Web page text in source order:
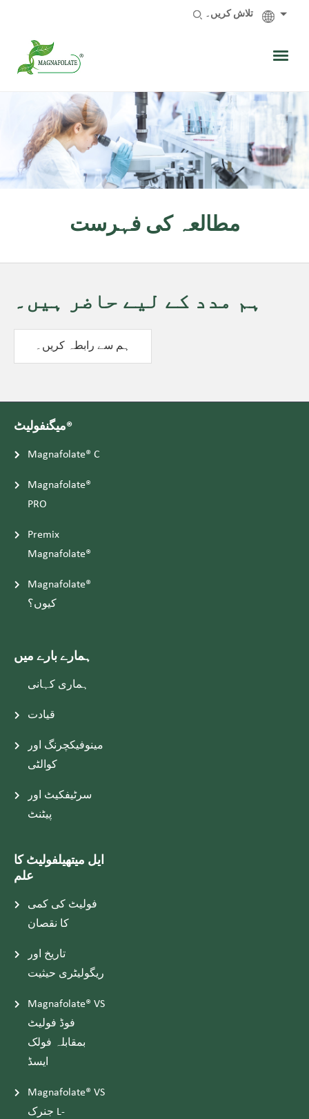
تلاش کریں۔
مطالعہ کی فہرست
ہم مدد کے لیے حاضر ہیں۔
ہم سے رابطہ کریں۔
میگنفولیٹ®
Magnafolate® C
Magnafolate®
PRO
Premix
Magnafolate®
Magnafolate®
کیوں؟
ہمارے بارے میں
ہماری کہانی
قیادت
مینوفیکچرنگ اور
کوالٹی
سرٹیفکیٹ اور
پیٹنٹ
ایل میتھیلفولیٹ کا
علم
فولیٹ کی کمی
کا نقصان
تاریخ اور
ریگولیٹری حیثیت
Magnafolate® VS
فوڈ فولیٹ
بمقابلہ فولک
ایسڈ
Magnafolate® VS
جنرک L-